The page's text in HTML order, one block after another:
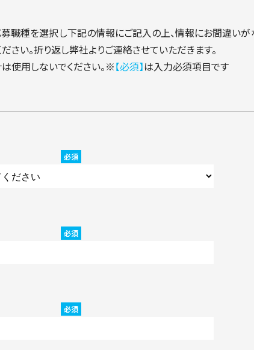
職種を選択し下記の情報にご記入の上、情報にお間違い
ださい。折り返し弊社よりご連絡させていただきます。
使用しないでください。
【必須】は入力必須項目です